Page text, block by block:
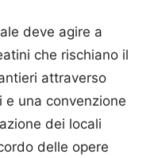
deve agire a
che rischiano il
attraverso
una convenzione
dei locali
delle opere